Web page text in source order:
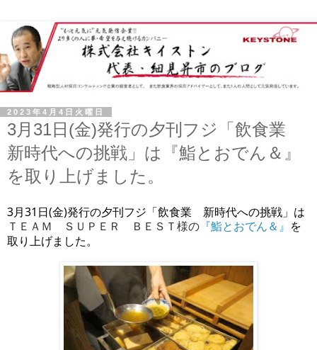
2023年4月4日火曜日
3月31日(金)発行の夕刊フジ「飲食業
新時代への挑戦」は『鮨とおでん＆』
を取り上げました。
3月31日(金)発行の夕刊フジ「飲食業 新時代への挑戦」は
ＴＥＡＭ ＳＵＰＥＲ ＢＥＳＴ様の 『鮨とおでん＆』 を
取り上げました。